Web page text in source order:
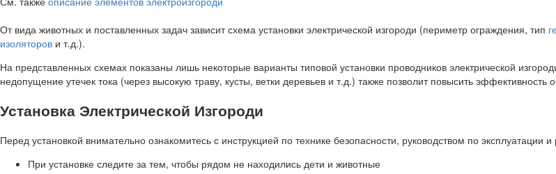
От вида животных и поставленных задач зависит схема установки электрической изгороди (периметр ограждения, тип
изоляторов и т.д.).
На представленных схемах показаны лишь некоторые варианты типовой установки проводников электрической
недопущение утечек тока (через высокую траву, кусты, ветки деревьев и т.д.) также позволит повысить эффективность
Установка Электрической Изгороди
Перед установкой внимательно ознакомитесь с инструкцией по технике безопасности, руководством по эксплуатации
При установке следите за тем, чтобы рядом не находились дети и животные